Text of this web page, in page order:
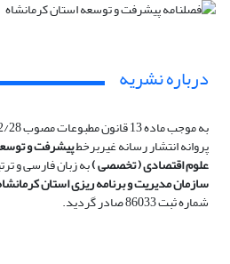
درباره نشریه
پروانه انتشار رسانه غیربرخطپیشرفت و
علوم اقتصادی ( تخصصی )به زبان فارسی و
سازمان مدیریت و برنامه ریزی استان
شماره ثبت 86033 صادر گردید.